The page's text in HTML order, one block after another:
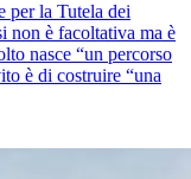
per la Tutela dei
non è facoltativa ma è
nasce “un percorso
è di costruire “una